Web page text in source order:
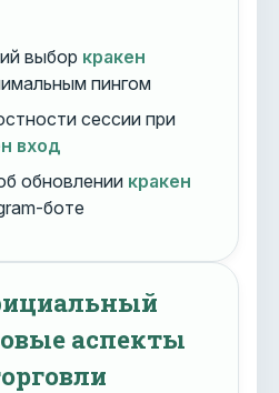
выбор кракен
пингом
сессии при
вход
обновлении кракен
боте
аспекты